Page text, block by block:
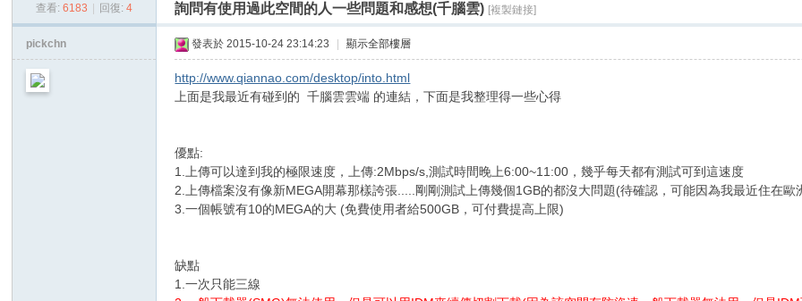
查看: 6183 回復: 4 詢問有使用過此空間的人一些問題和感想(千腦雲) [複製鏈接]
pickchn 發表於 2015-10-24 23:14:23 顯示全部樓層
http://www.qiannao.com/desktop/into.html
上面是我最近有碰到的 千腦雲雲端 的連結，下面是我整理得一些心得
優點:
1.上傳可以達到我的極限速度，上傳:2Mbps/s,測試時間晚上6:00~11:00，幾乎每天都有測試可到這速度
2.上傳檔案沒有像新MEGA開幕那樣誇張.....剛剛測試上傳幾個1GB的都沒大問題(待確認，可能因為我最近住在歐
3.一個帳號有10的MEGA的大 (免費使用者給500GB，可付費提高上限)
缺點
1.一次只能三線